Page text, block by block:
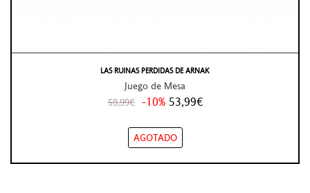
LAS RUINAS PERDIDAS DE ARNAK
Juego de Mesa
59,99€ -10% 53,99€
AGOTADO